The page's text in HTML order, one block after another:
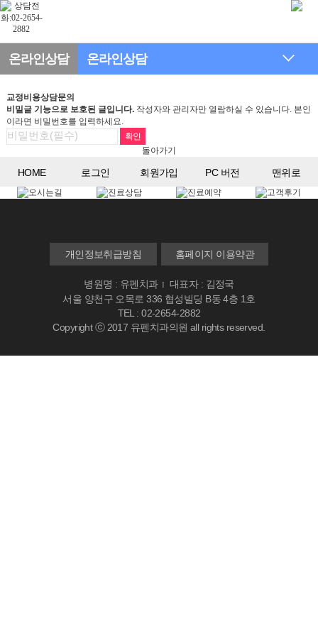
온라인상담 온라인상담
교정비용상담문의
비밀글 기능으로 보호된 글입니다.작성자와 관리자만 열람하실 수 있습니다. 본인
이라면 비밀번호를 입력하세요.
돌아가기
HOME 로그인 회원가입 PC 버전 맨위로
개인정보취급방침 홈페이지 이용약관
병원명 : 유펜치과 I
대표자 : 김정국
서울 양천구 오목로 336 협성빌딩 B동 4층 1호
TEL : 02-2654-2882
Copyright ⓒ 2017 유펜치과의원 all rights reserved.